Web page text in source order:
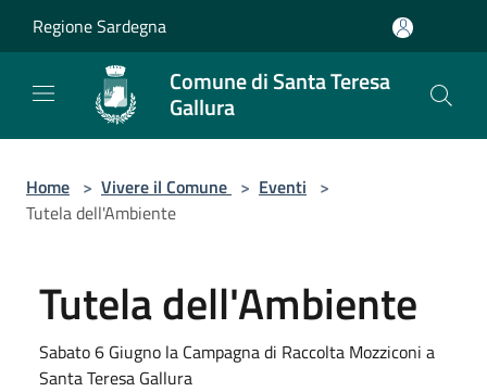
Regione Sardegna
Comune di Santa Teresa
Gallura
Home > Vivere il Comune > Eventi >
Tutela dell'Ambiente
Tutela dell'Ambiente
Sabato 6 Giugno la Campagna di Raccolta Mozziconi a
Santa Teresa Gallura